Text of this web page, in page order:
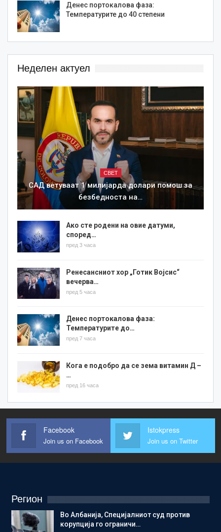
Денес портокалова фаза:
Температурите до 40 степени
Неделен актуел
СВЕТ
САД ветуваат 1 милијарда долари помош за
безбедноста на…
Ако сте родени на овие датуми,
според…
пред 3 часа
Ренесансниот хор „Готик Војсис“
вечерва…
пред 5 часа
Денес портокалова фаза:
Температурите до…
пред 7 часа
Кога е подобро да се зема витамин Д –
…
пред 16 часа
Facebook
Join us on Facebook
Istokpress
Join us on Twitter
Регион
Во Албанија, Специјалниот суд против
корупција го ограничи…